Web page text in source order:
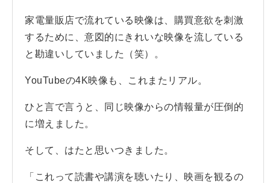
家電量販店で流れている映像は、購買意欲を刺激
するために、意図的にきれいな映像を流している
と勘違いしていました（笑）。
YouTubeの4K映像も、これまたリアル。
ひと言で言うと、同じ映像からの情報量が圧倒的
に増えました。
そして、はたと思いつきました。
「これって読書や講演を聴いたり、映画を観るの